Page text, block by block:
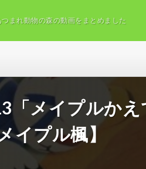
つまれ動物の森の動画をまとめました
「メイプルか
イプル楓】